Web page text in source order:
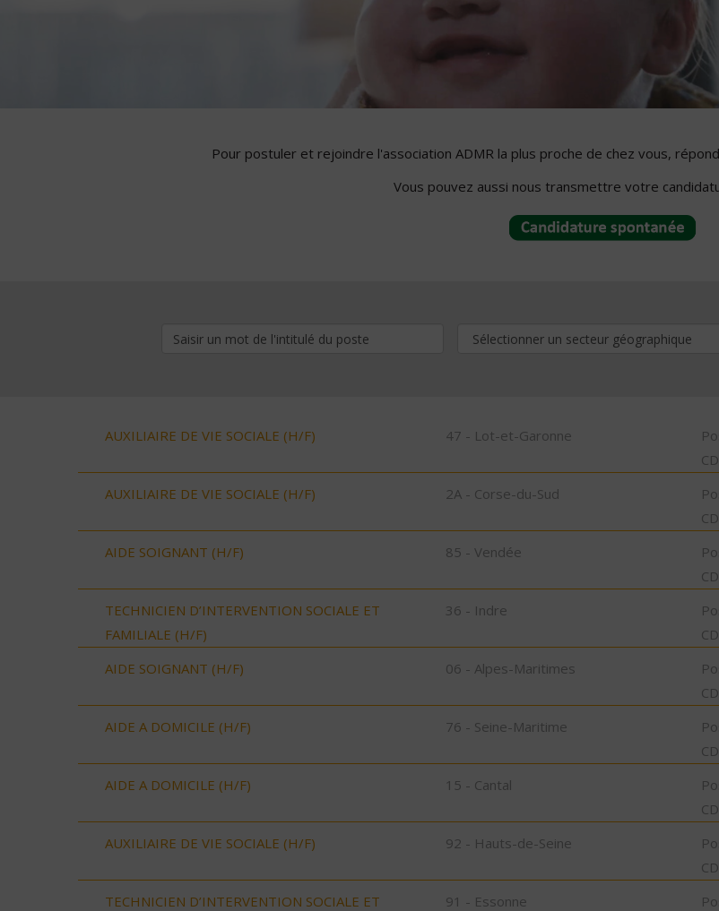
Pour postuler et rejoindre l'association ADMR la plus proche de chez vous,
Vous pouvez aussi nous transmettre votre
AUXILIAIRE DE VIE SOCIALE (H/F) 47 - Lot-et-Garonne
AUXILIAIRE DE VIE SOCIALE (H/F) 2A - Corse-du-Sud
AIDE SOIGNANT (H/F) 85 - Vendée
TECHNICIEN D’INTERVENTION SOCIALE ET
FAMILIALE (H/F)
36 - Indre
AIDE SOIGNANT (H/F) 06 - Alpes-Maritimes
AIDE A DOMICILE (H/F) 76 - Seine-Maritime
AIDE A DOMICILE (H/F) 15 - Cantal
AUXILIAIRE DE VIE SOCIALE (H/F) 92 - Hauts-de-Seine
TECHNICIEN D’INTERVENTION SOCIALE ET
91 - Essonne